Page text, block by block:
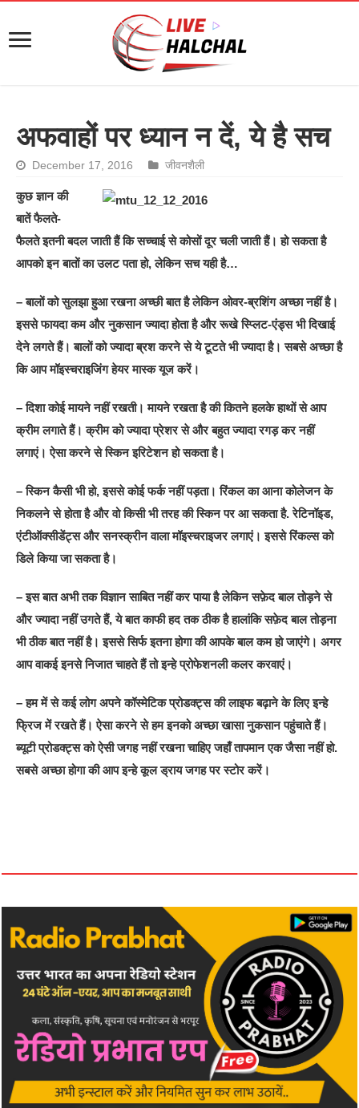
अफवाहों पर ध्यान न दें, ये है सच
December 17, 2016 जीवनशैली
कुछ ज्ञान की
बातें फैलते-
फैलते इतनी बदल जाती हैं कि सच्चाई से कोसों दूर चली जाती हैं। हो सकता है
आपको इन बातों का उलट पता हो, लेकिन सच यही है…
– बालों को सुलझा हुआ रखना अच्छी बात है लेकिन ओवर-ब्रशिंग अच्छा नहीं है।
इससे फायदा कम और नुकसान ज्यादा होता है और रूखे स्प्लिट-एंड्स भी दिखाई
देने लगते हैं। बालों को ज्यादा ब्रश करने से ये टूटते भी ज्यादा है। सबसे अच्छा है
कि आप मॉइस्चराइजिंग हेयर मास्क यूज करें।
– दिशा कोई मायने नहीं रखती। मायने रखता है की कितने हलके हाथों से आप
क्रीम लगाते हैं। क्रीम को ज्यादा प्रेशर से और बहुत ज्यादा रगड़ कर नहीं
लगाएं। ऐसा करने से स्किन इरिटेशन हो सकता है।
– स्किन कैसी भी हो, इससे कोई फर्क नहीं पड़ता। रिंकल का आना कोलेजन के
निकलने से होता है और वो किसी भी तरह की स्किन पर आ सकता है. रेटिनॉइड,
एंटीऑक्सीडेंट्स और सनस्क्रीन वाला मॉइस्चराइजर लगाएं। इससे रिंकल्स को
डिले किया जा सकता है।
– इस बात अभी तक विज्ञान साबित नहीं कर पाया है लेकिन सफ़ेद बाल तोड़ने से
और ज्यादा नहीं उगते हैं, ये बात काफी हद तक ठीक है हालांकि सफ़ेद बाल तोड़ना
भी ठीक बात नहीं है। इससे सिर्फ इतना होगा की आपके बाल कम हो जाएंगे। अगर
आप वाकई इनसे निजात चाहते हैं तो इन्हे प्रोफेशनली कलर करवाएं।
– हम में से कई लोग अपने कॉस्मेटिक प्रोडक्ट्स की लाइफ बढ़ाने के लिए इन्हे
फ्रिज में रखते हैं। ऐसा करने से हम इनको अच्छा खासा नुकसान पहुंचाते हैं।
ब्यूटी प्रोडक्ट्स को ऐसी जगह नहीं रखना चाहिए जहाँ तापमान एक जैसा नहीं हो.
सबसे अच्छा होगा की आप इन्हे कूल ड्राय जगह पर स्टोर करें।